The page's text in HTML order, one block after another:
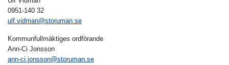
0951-140 32
ulf.vidman@storuman.se
Kommunfullmäktiges ordförande
Ann-Ci Jonsson
ann-ci.jonsson@storuman.se